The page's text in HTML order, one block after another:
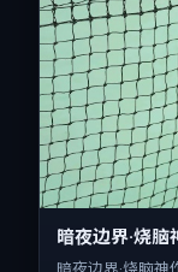
暗夜边界·烧脑